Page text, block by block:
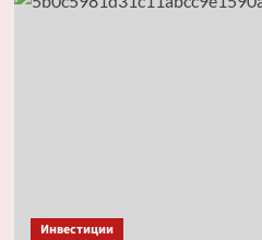
Инвестиции